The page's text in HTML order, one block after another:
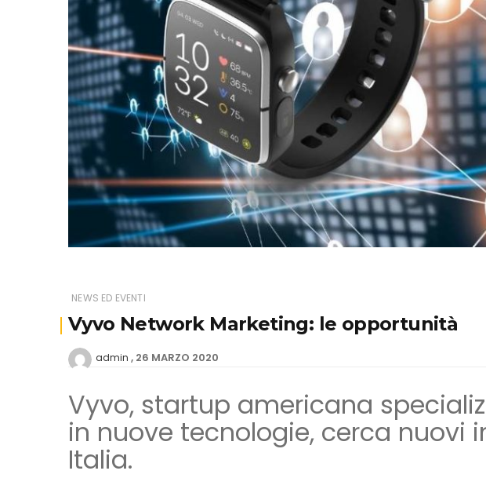
NEWS ED EVENTI
Vyvo Network Marketing: le opportunità
admin 26 MARZO 2020
Vyvo, startup americana
in nuove tecnologie, cerca nuovi
Italia.